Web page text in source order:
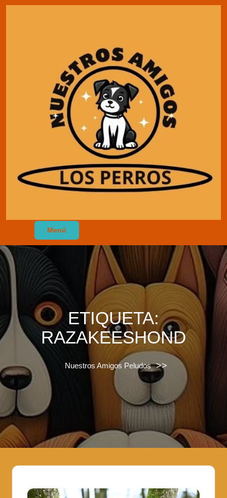
Menú
ETIQUETA:
RAZAKEESHOND
Nuestros Amigos Peludos >>